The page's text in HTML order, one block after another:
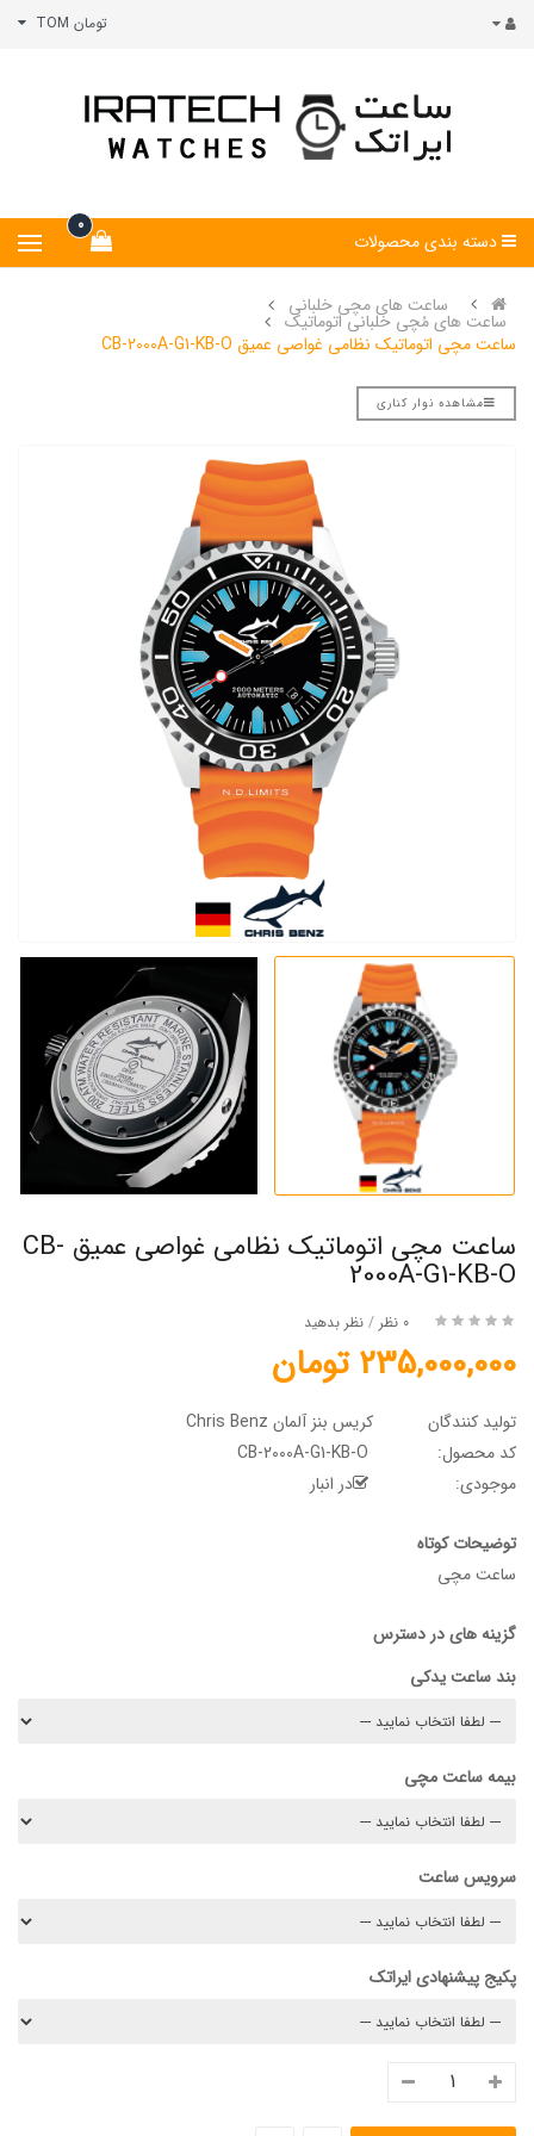
تومان TOM
0
دسته بندی محصولات
ساعت های مچی خلبانی
ساعت های مُچی خلبانی اتوماتیک
ساعت مچی اتوماتیک نظامی غواصی عمیق CB-2000A-G1-KB-O
مشاهده نوار کناری
ساعت مچی اتوماتیک نظامی غواصی عمیق CB-
2000A-G1-KB-O
0 نظر / نظر بدهید
235,000,000 تومان
تولید کنندگان
کریس بنز آلمان Chris Benz
کد محصول:
موجودی:
در انبار
توضیحات کوتاه
ساعت مچی
گزینه های در دسترس
بند ساعت یدکی
بیمه ساعت مچی
سرویس ساعت
پکیج پیشنهادی ایراتک